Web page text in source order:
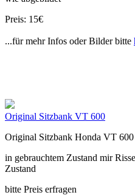
Preis: 15€
...für mehr Infos oder Bilder bitte
Original Sitzbank VT 600
Original Sitzbank Honda VT 600
in gebrauchtem Zustand mir
Zustand
bitte Preis erfragen